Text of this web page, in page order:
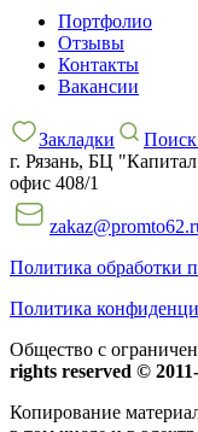
Портфолио
Отзывы
Контакты
Вакансии
Закладки
Поиск
г. Рязань, БЦ
офис 408/1
Политика обработки
Политика
Общество с
rights reserved ©
Копирование